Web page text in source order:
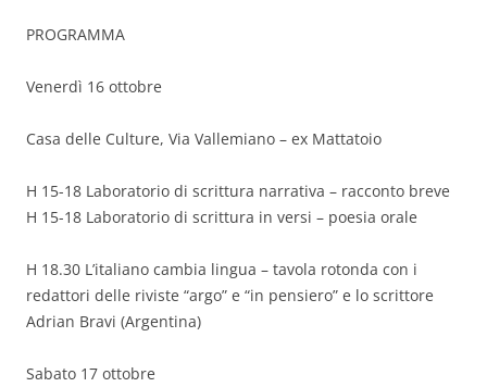
PROGRAMMA
Venerdì 16 ottobre
Casa delle Culture, Via Vallemiano – ex Mattatoio
H 15-18 Laboratorio di scrittura narrativa – racconto breve
H 15-18 Laboratorio di scrittura in versi – poesia orale
H 18.30 L’italiano cambia lingua – tavola rotonda con i
redattori delle riviste “argo” e “in pensiero” e lo scrittore
Adrian Bravi (Argentina)
Sabato 17 ottobre